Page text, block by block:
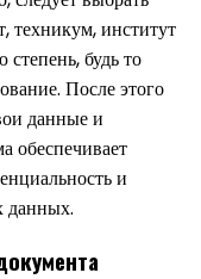
техникум, институт
будь то
После этого
данные и
обеспечивает
и
данных.